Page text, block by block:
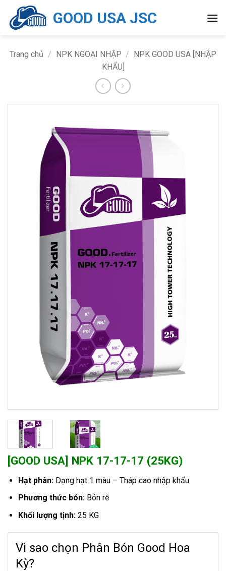
qua
GOOD USA JSC
Trang chủ / NPK NGOẠI NHẬP / NPK GOOD USA [NHẬP
KHẨU]
[GOOD USA] NPK 17-17-17 (25KG)
Hạt phân:Dạng hạt 1 màu – Tháp cao nhập khẩu
Phương thức bón:Bón rễ
Khối lượng tịnh:25 KG
Vì sao chọn Phân Bón Good Hoa
Kỳ?